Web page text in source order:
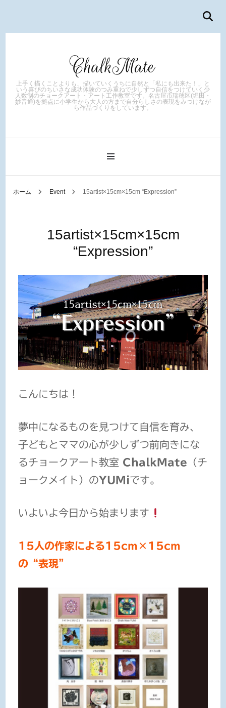
ChalkMate
上手く描くことよりも、描いていくうちに自然と「私にも出来た！」と
いう喜びのちいさな成功体験のつみ重ねで少しずつ自信をつけていく少
人数制のチョークアート・アート工作教室です。名古屋市瑞穂区(堀田・
妙音通)を拠点に小学生から大人の方まで自分らしさの表現をみつけなが
ら作品づくりをしています。
ホーム Event 15artist×15cm×15cm “Expression”
15artist×15cm×15cm
“Expression”
こんにちは！
夢中になるものを見つけて自信を育み、
子どもとママの心が少しずつ前向きにな
るチョークアート教室 ChalkMate （チ
ョークメイト）のYUMiです。
いよいよ今日から始まります
15人の作家による15cm×15cm
の“表現”